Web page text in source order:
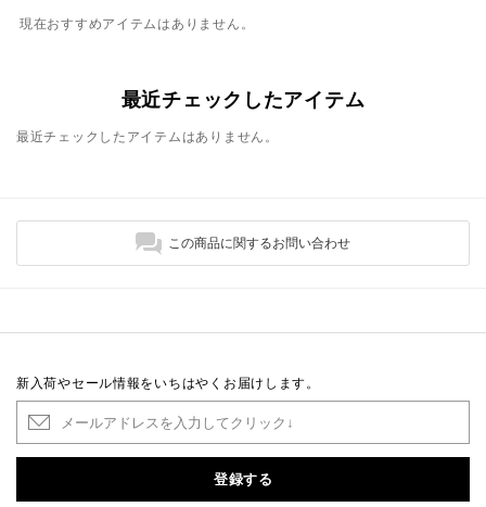
現在おすすめアイテムはありません。
最近チェックしたアイテム
最近チェックしたアイテムはありません。
この商品に関するお問い合わせ
新入荷やセール情報をいちはやくお届けします。
登録する